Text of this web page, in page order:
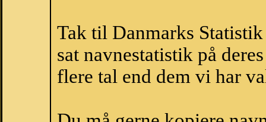
Tak til Danmarks
sat navnestatistik på
flere tal end dem vi har